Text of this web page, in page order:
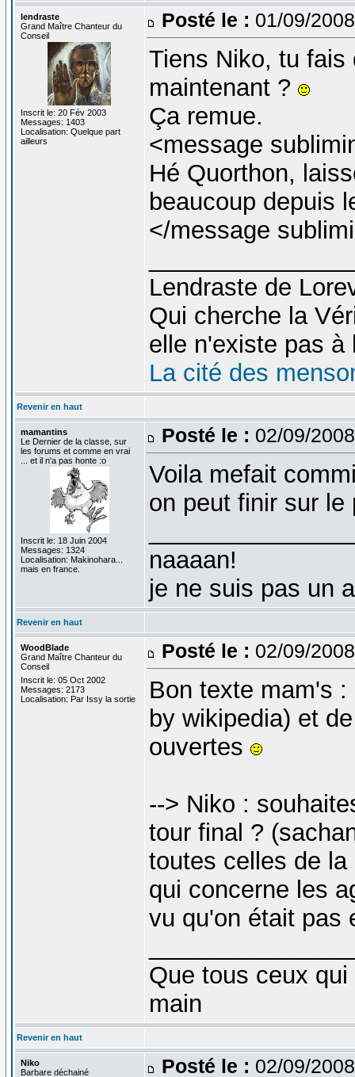
lendraste
Grand Maître Chanteur du
Conseil
Inscrit le: 20 Fév 2003
Messages: 1403
Localisation: Quelque part
ailleurs
Posté le : 01/09/
Tiens Niko, tu fais
maintenant ?
Ça remue.
<message
Hé Quorthon,
beaucoup depuis
</message
Lendraste de
Qui cherche la
elle n'existe pas à
La cité des
Revenir en haut
mamantins
Le Dernier de la classe, sur
les forums et comme en vrai
... et il n'a pas honte :o
Inscrit le: 18 Juin 2004
Messages: 1324
Localisation: Makinohara...
mais en france.
Posté le : 02/09/
Voila mefait
on peut finir sur
naaaan!
je ne suis pas un
Revenir en haut
WoodBlade
Grand Maître Chanteur du
Conseil
Inscrit le: 05 Oct 2002
Messages: 2173
Localisation: Par Issy la sortie
Posté le : 02/09/
Bon texte mam's
by wikipedia) et
ouvertes
--> Niko :
tour final ?
toutes celles de
qui concerne les
vu qu'on était pas
Que tous ceux
main
Revenir en haut
Niko
Barbare déchainé
Posté le : 02/09/